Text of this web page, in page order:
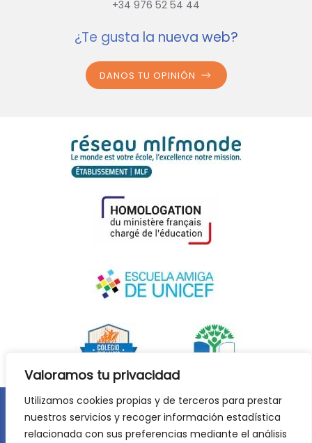
Valoramos tu privacidad
Utilizamos cookies propias y de terceros para prestar
nuestros servicios y recoger información estadística
relacionada con sus preferencias mediante el análisis
+34 976 52 54 44
¿Te gusta la nueva web?
DANOS TU OPINIÓN
Aviso legal
Política de privacidad